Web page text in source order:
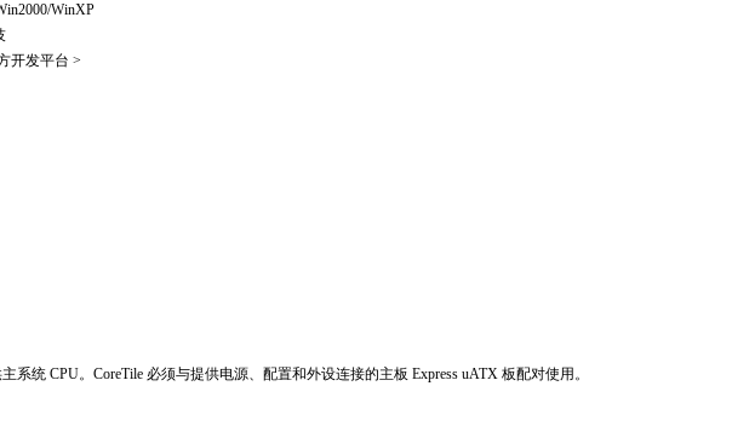
WinXP
开发平台 >
系统 CPU。CoreTile 必须与提供电源、配置和外设连接的主板 Express uATX 板配对使用。